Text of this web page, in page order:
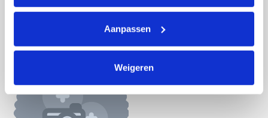
Aanpassen
Weigeren
Naomi's badges